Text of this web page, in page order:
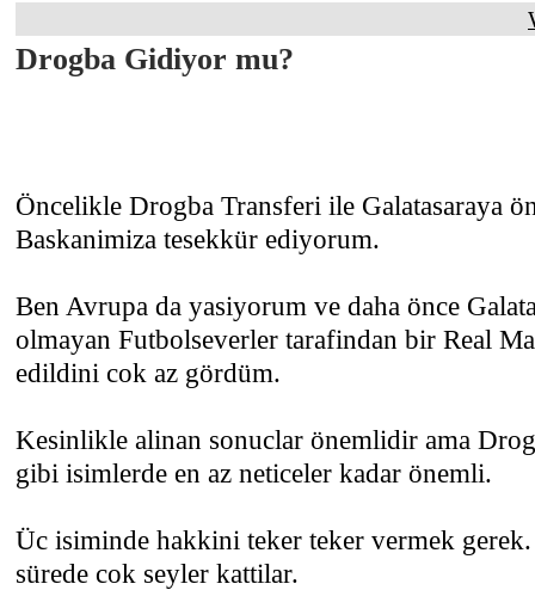
Drogba Gidiyor mu?
Öncelikle Drogba Transferi ile Galatasaraya
Baskanimiza tesekkür ediyorum.
Ben Avrupa da yasiyorum ve daha önce
olmayan Futbolseverler tarafindan bir Real
edildini cok az gördüm.
Kesinlikle alinan sonuclar önemlidir ama
gibi isimlerde en az neticeler kadar önemli.
Üc isiminde hakkini teker teker vermek gerek.
sürede cok seyler kattilar.